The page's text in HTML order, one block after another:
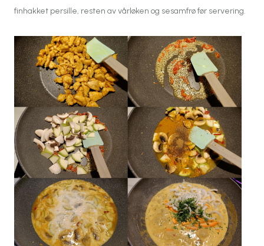
finhakket persille, resten av vårløken og sesamfrø før servering.